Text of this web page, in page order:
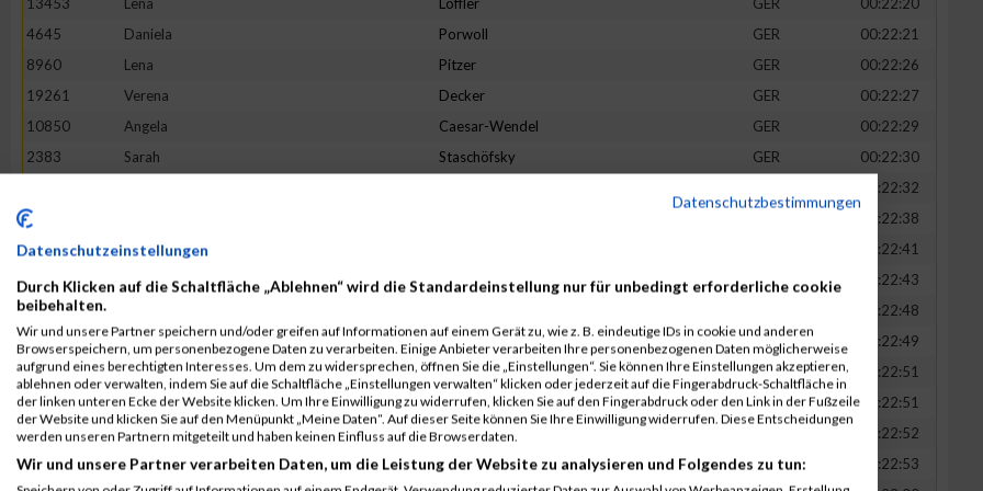
4645
Daniela Porwoll GER
00:22:21
8960
Lena Pitzer GER
00:22:26
19261
Verena Decker GER
00:22:27
10850
Angela Caesar-Wendel GER
00:22:29
2383
Sarah Staschöfsky GER
00:22:30
00:22:32
10079
00:22:38
18862
Tineke
00:22:41
18205
Sandra Hermann GER
00:22:43
3475
00:22:48
16268
Lotte Lehmbruck GER
00:22:49
5049
Sabine Eim GER
00:22:51
7653
Franziska Flügge GER
00:22:51
1380
Jeanne Li Voß
00:22:52
6002
Julia Halberstadt GER
00:22:53
Datenschutzbestimmungen
Datenschutzeinstellungen
Durch Klicken auf die Schaltfläche „Ablehnen“ wird die Standardeinstellung nur für unbedingt erforderliche cookie
beibehalten.
Wir und unsere Partner speichern und/oder greifen auf Informationen auf einem Gerät zu, wie z. B. eindeutige IDs in cookie und anderen
Browserspeichern, um personenbezogene Daten zu verarbeiten. Einige Anbieter verarbeiten Ihre personenbezogenen Daten möglicherweise
aufgrund eines berechtigten Interesses. Um dem zu widersprechen, öffnen Sie die „Einstellungen“. Sie können Ihre Einstellungen akzeptieren,
ablehnen oder verwalten, indem Sie auf die Schaltfläche „Einstellungen verwalten“ klicken oder jederzeit auf die Fingerabdruck-Schaltfläche in
der linken unteren Ecke der Website klicken. Um Ihre Einwilligung zu widerrufen, klicken Sie auf den Fingerabdruck oder den Link in der Fußzeile
der Website und klicken Sie auf den Menüpunkt „Meine Daten“. Auf dieser Seite können Sie Ihre Einwilligung widerrufen. Diese Entscheidungen
werden unseren Partnern mitgeteilt und haben keinen Einfluss auf die Browserdaten.
Wir und unsere Partner verarbeiten Daten, um die Leistung der Website zu analysieren und Folgendes zu tun: